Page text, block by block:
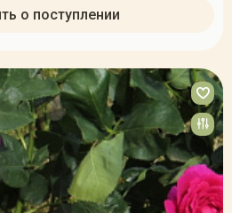
о поступлении